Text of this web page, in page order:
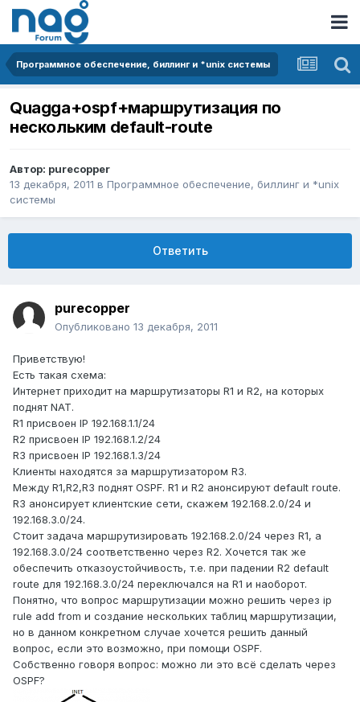
Программное обеспечение, биллинг и *unix системы
Quagga+ospf+маршрутизация по
нескольким default-route
Автор: purecopper
13 декабря, 2011 в Программное обеспечение, биллинг и *unix
системы
Ответить
purecopper
Опубликовано 13 декабря, 2011
Приветствую!
Есть такая схема:
Интернет приходит на маршрутизаторы R1 и R2, на которых
поднят NAT.
R1 присвоен IP 192.168.1.1/24
R2 присвоен IP 192.168.1.2/24
R3 присвоен IP 192.168.1.3/24
Клиенты находятся за маршрутизатором R3.
Между R1,R2,R3 поднят OSPF. R1 и R2 анонсируют default route.
R3 анонсирует клиентские сети, скажем 192.168.2.0/24 и
192.168.3.0/24.
Стоит задача маршрутизировать 192.168.2.0/24 через R1, а
192.168.3.0/24 соответственно через R2. Хочется так же
обеспечить отказоустойчивость, т.е. при падении R2 default
route для 192.168.3.0/24 переключался на R1 и наоборот.
Понятно, что вопрос маршрутизации можно решить через ip
rule add from и создание нескольких таблиц маршрутизации,
но в данном конкретном случае хочется решить данный
вопрос, если это возможно, при помощи OSPF.
Собственно говоря вопрос: можно ли это всё сделать через
OSPF?